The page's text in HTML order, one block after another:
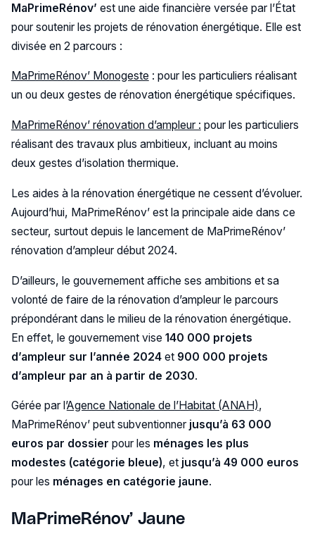
MaPrimeRénov’ est une aide financière versée par l’État
pour soutenir les projets de rénovation énergétique. Elle est
divisée en 2 parcours :
MaPrimeRénov’ Monogeste : pour les particuliers réalisant
un ou deux gestes de rénovation énergétique spécifiques.
MaPrimeRénov’ rénovation d’ampleur : pour les particuliers
réalisant des travaux plus ambitieux, incluant au moins
deux gestes d’isolation thermique.
Les aides à la rénovation énergétique ne cessent d’évoluer.
Aujourd’hui, MaPrimeRénov’ est la principale aide dans ce
secteur, surtout depuis le lancement de MaPrimeRénov’
rénovation d’ampleur début 2024.
D’ailleurs, le gouvernement affiche ses ambitions et sa
volonté de faire de la rénovation d’ampleur le parcours
prépondérant dans le milieu de la rénovation énergétique.
En effet, le gouvernement vise 140 000 projets
d’ampleur sur l’année 2024et 900 000 projets
d’ampleur par an à partir de 2030.
Gérée par l’Agence Nationale de l’Habitat (ANAH),
MaPrimeRénov’ peut subventionnerjusqu’à 63 000
euros par dossier pour les ménages les plus
modestes (catégorie bleue), et jusqu’à 49 000 euros
pour les ménages en catégorie jaune.
MaPrimeRénov’ Jaune